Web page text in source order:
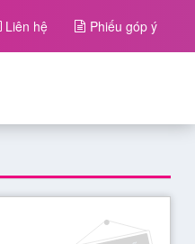
Liên hệ Phiếu góp ý